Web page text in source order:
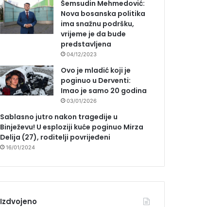
Šemsudin Mehmedović:
Nova bosanska politika
ima snažnu podršku,
vrijeme je da bude
predstavljena
04/12/2023
Ovo je mladić koji je
poginuo u Derventi:
Imao je samo 20 godina
03/01/2026
Sablasno jutro nakon tragedije u
Binježevu! U esploziji kuće poginuo Mirza
Delija (27), roditelji povrijeđeni
16/01/2024
Izdvojeno